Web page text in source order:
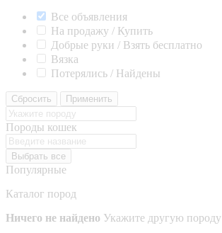
Все объявления
На продажу / Купить
Добрые руки / Взять бесплатно
Вязка
Потерялись / Найдены
Сбросить Применить
Породы кошек
Выбрать все
Популярные
Каталог пород
Ничего не найдено Укажите другую породу